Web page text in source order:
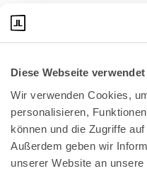
Diese Webseite
Wir verwenden Cookies,
personalisieren,
können und die Zugriffe
Außerdem geben wir
unserer Website an